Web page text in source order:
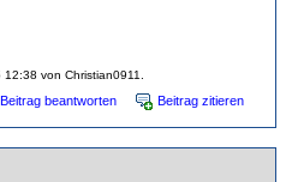
von Christian0911.
Beitrag beantworten Beitrag zitieren